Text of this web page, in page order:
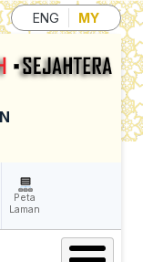
content
ENG MY
Peta
Laman